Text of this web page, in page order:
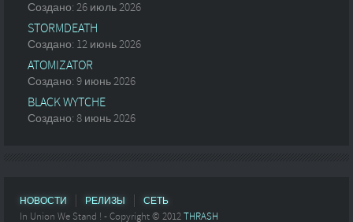
Создано: 26 июль 2026
STORMDEATH
Создано: 12 июнь 2026
ATOMIZATOR
Создано: 9 июнь 2026
BLACK WYTCHE
Создано: 8 июнь 2026
НОВОСТИ РЕЛИЗЫ
СЕТЬ
In Union We Stand ! - Copyright © 2012 THRASH